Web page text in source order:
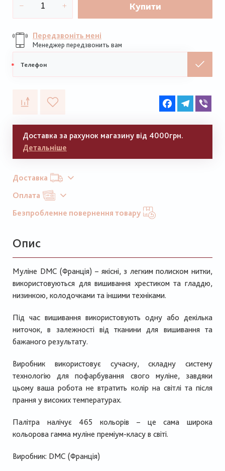
Купити
Передзвоніть мені
Менеджер передзвонить вам
телефон
FacebookTelegram
Доставка за рахунок магазину від 4000грн.
Детальніше
Доставка
Оплата
Безпроблемне повернення товару
Опис
Муліне DMC (Франція) – якісні, з легким полиском нитки,
використовуються для вишивання хрестиком та гладдю,
низинкою, колодочками та іншими техніками.
Під час вишивання використовують одну або декілька
ниточок, в залежності від тканини для вишивання та
бажаного результату.
Виробник використовує сучасну, складну систему
технологію для пофарбування свого муліне, завдяки
цьому ваша робота не втратить колір на світлі та після
прання у високих температурах.
Палітра налічує 465 кольорів – це сама широка
кольорова гамма муліне преміум-класу в світі.
Виробник: DMC (Франція)